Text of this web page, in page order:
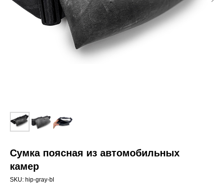
Сумка поясная из автомобильных
камер
SKU: hip-gray-bl